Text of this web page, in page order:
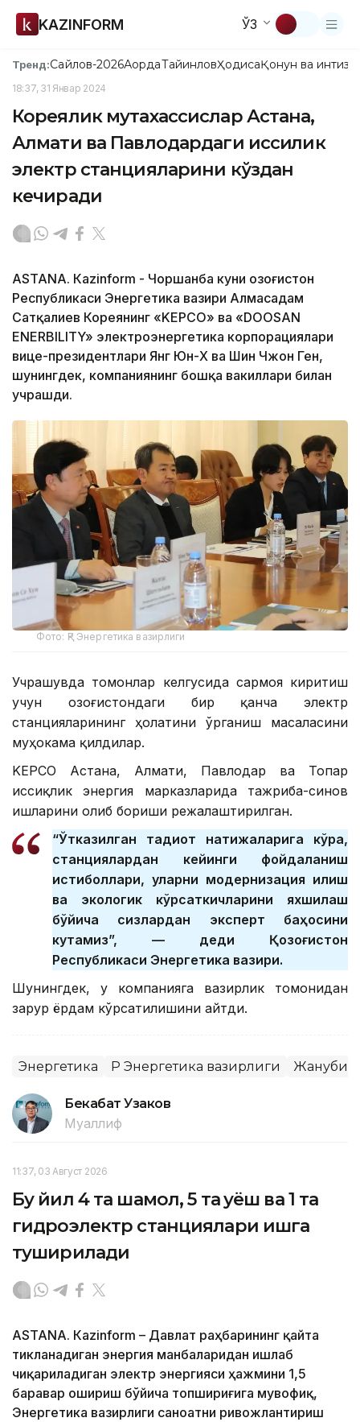
KAZINFORM ЎЗ
Тренд:Сайлов-2026АқордаТайинловҲодисаҚонун ва
18:37, 31 Январ 2024
Кореялик мутахассислар Астана,
Алмати ва Павлодардаги иссиқлик
электр станцияларини кўздан
кечиради
ASTANA. Кazinform - Чоршанба куни Қозоғистон
Республикаси Энергетика вазири Алмасадам
Сатқалиев Кореянинг «KEPCO» ва «DOOSAN
ENERBILITY» электроэнергетика корпорациялари
вице-президентлари Янг Юн-Х ва Шин Чжон Ген,
шунингдек, компаниянинг бошқа вакиллари билан
учрашди.
Фото: ҚР Энергетика вазирлиги
Учрашувда томонлар келгусида сармоя киритиш
учун Қозоғистондаги бир қанча электр
станцияларининг ҳолатини ўрганиш масаласини
муҳокама қилдилар.
KEPCO Астана, Алмати, Павлодар ва Топар
иссиқлик энергия марказларида тажриба-синов
ишларини олиб бориши режалаштирилган.
“Ўтказилган тадқиқот натижаларига кўра,
станциялардан кейинги фойдаланиш
истиқболлари, уларни модернизация қилиш
ва экологик кўрсаткичларини яхшилаш
бўйича сизлардан эксперт баҳосини
кутамиз”, — деди Қозоғистон
Республикаси Энергетика вазири.
Шунингдек, у компанияга вазирлик томонидан
зарур ёрдам кўрсатилишини айтди.
Энергетика ҚР Энергетика вазирлиги Жанубий
Бекабат Узаков
Муаллиф
11:37, 03 Август 2026
Бу йил 4 та шамол, 5 та қуёш ва 1 та
гидроэлектр станциялари ишга
туширилади
ASTANА. Кazinform – Давлат раҳбарининг қайта
тикланадиган энергия манбаларидан ишлаб
чиқариладиган электр энергияси ҳажмини 1,5
баравар ошириш бўйича топшириғига мувофиқ,
Энергетика вазирлиги саноатни ривожлантириш